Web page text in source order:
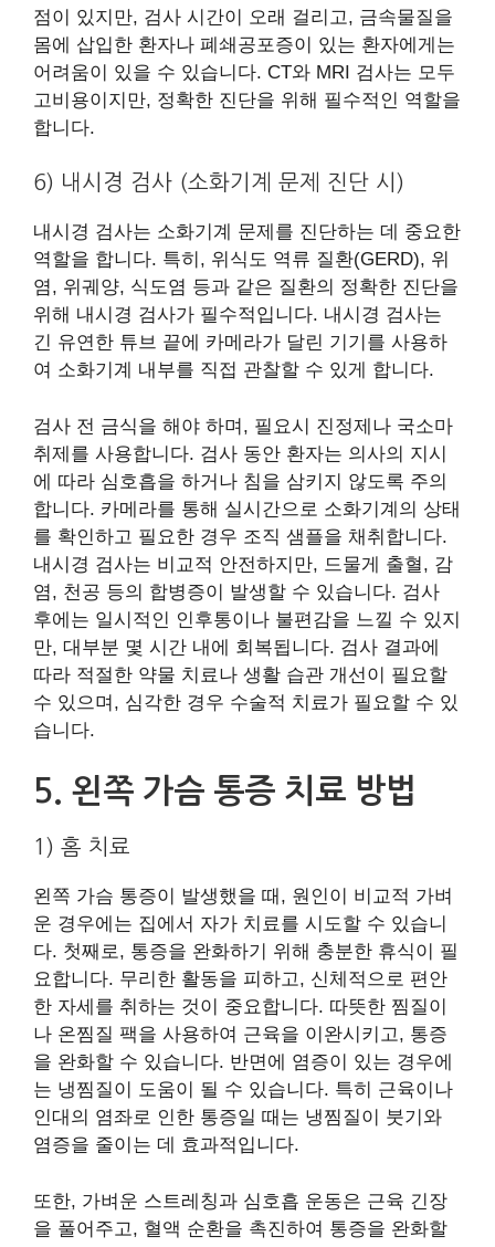
점이 있지만, 검사 시간이 오래 걸리고, 금속물질을
몸에 삽입한 환자나 폐쇄공포증이 있는 환자에게는
어려움이 있을 수 있습니다. CT와 MRI 검사는 모두
고비용이지만, 정확한 진단을 위해 필수적인 역할을
합니다.
6) 내시경 검사 (소화기계 문제 진단 시)
내시경 검사는 소화기계 문제를 진단하는 데 중요한
역할을 합니다. 특히, 위식도 역류 질환(GERD), 위
염, 위궤양, 식도염 등과 같은 질환의 정확한 진단을
위해 내시경 검사가 필수적입니다. 내시경 검사는
긴 유연한 튜브 끝에 카메라가 달린 기기를 사용하
여 소화기계 내부를 직접 관찰할 수 있게 합니다.
검사 전 금식을 해야 하며, 필요시 진정제나 국소마
취제를 사용합니다. 검사 동안 환자는 의사의 지시
에 따라 심호흡을 하거나 침을 삼키지 않도록 주의
합니다. 카메라를 통해 실시간으로 소화기계의 상태
를 확인하고 필요한 경우 조직 샘플을 채취합니다.
내시경 검사는 비교적 안전하지만, 드물게 출혈, 감
염, 천공 등의 합병증이 발생할 수 있습니다. 검사
후에는 일시적인 인후통이나 불편감을 느낄 수 있지
만, 대부분 몇 시간 내에 회복됩니다. 검사 결과에
따라 적절한 약물 치료나 생활 습관 개선이 필요할
수 있으며, 심각한 경우 수술적 치료가 필요할 수 있
습니다.
5. 왼쪽 가슴 통증 치료 방법
1) 홈 치료
왼쪽 가슴 통증이 발생했을 때, 원인이 비교적 가벼
운 경우에는 집에서 자가 치료를 시도할 수 있습니
다. 첫째로, 통증을 완화하기 위해 충분한 휴식이 필
요합니다. 무리한 활동을 피하고, 신체적으로 편안
한 자세를 취하는 것이 중요합니다. 따뜻한 찜질이
나 온찜질 팩을 사용하여 근육을 이완시키고, 통증
을 완화할 수 있습니다. 반면에 염증이 있는 경우에
는 냉찜질이 도움이 될 수 있습니다. 특히 근육이나
인대의 염좌로 인한 통증일 때는 냉찜질이 붓기와
염증을 줄이는 데 효과적입니다.
또한, 가벼운 스트레칭과 심호흡 운동은 근육 긴장
을 풀어주고, 혈액 순환을 촉진하여 통증을 완화할